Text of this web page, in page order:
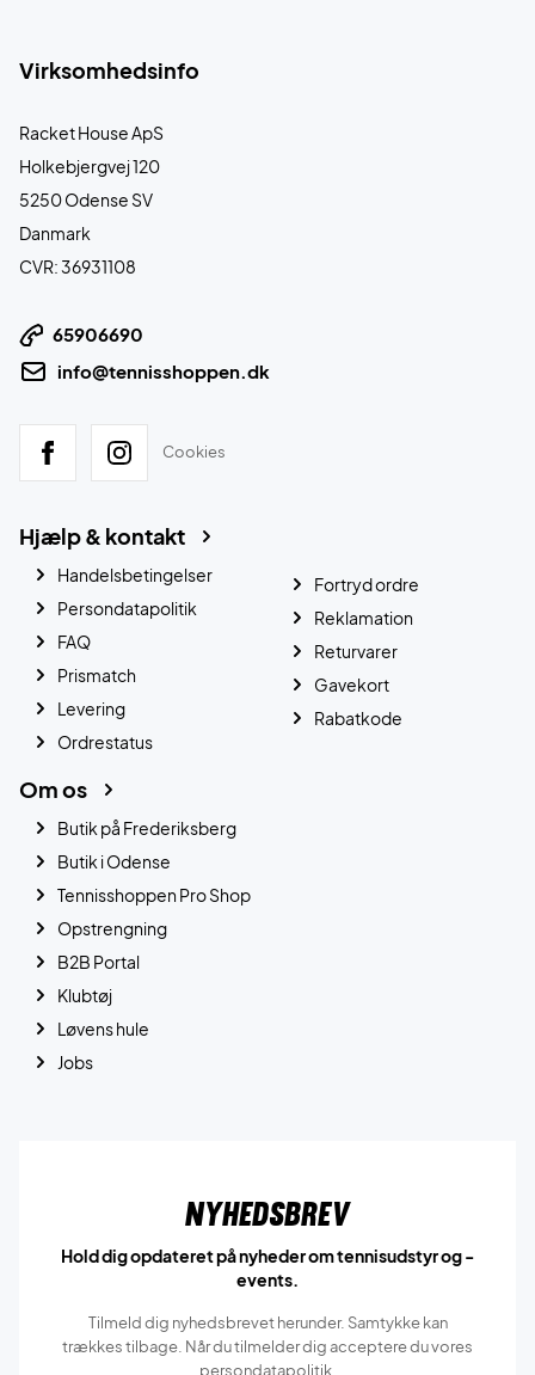
Virksomhedsinfo
Racket House ApS
Holkebjergvej 120
5250 Odense SV
Danmark
CVR: 36931108
65906690
info@tennisshoppen.dk
Cookies
Hjælp & kontakt
Handelsbetingelser
Persondatapolitik
FAQ
Prismatch
Levering
Ordrestatus
Fortryd ordre
Reklamation
Returvarer
Gavekort
Rabatkode
Om os
Butik på Frederiksberg
Butik i Odense
Tennisshoppen Pro Shop
Opstrengning
B2B Portal
Klubtøj
Løvens hule
Jobs
Nyhedsbrev
Hold dig opdateret på nyheder om tennisudstyr og -
events.
Tilmeld dig nyhedsbrevet herunder. Samtykke kan
trækkes tilbage. Når du tilmelder dig acceptere du vores
persondatapolitik.